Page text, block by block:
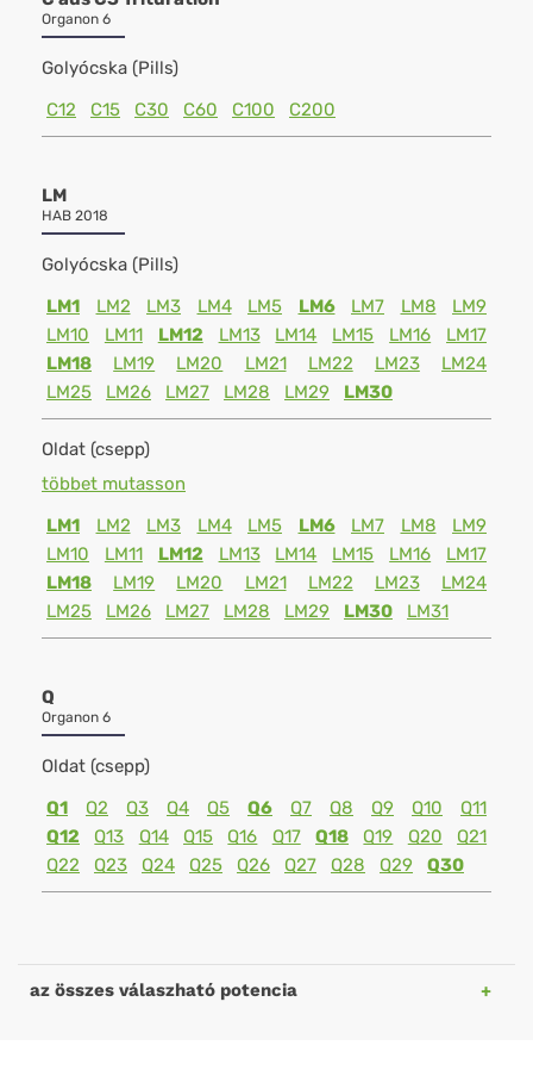
Organon 6
Golyócska (Pills)
C12
C15 C30 C60 C100 C200
LM
HAB 2018
Golyócska (Pills)
LM1
LM2 LM3 LM4 LM5 LM6 LM7 LM8
LM9
LM10
LM11 LM12 LM13 LM14 LM15 LM16
LM17
LM18
LM19 LM20 LM21 LM22 LM23
LM24
LM25
LM26 LM27 LM28 LM29 LM30
Oldat (csepp)
többet mutasson
LM1
LM2 LM3 LM4 LM5 LM6 LM7 LM8
LM9
LM10
LM11 LM12 LM13 LM14 LM15 LM16
LM17
LM18
LM19 LM20 LM21 LM22 LM23
LM24
LM25
LM26 LM27 LM28 LM29 LM30 LM31
Q
Organon 6
Oldat (csepp)
Q1
Q2 Q3 Q4 Q5 Q6 Q7 Q8 Q9 Q10
Q11
Q12
Q13 Q14 Q15 Q16 Q17 Q18 Q19 Q20
Q21
Q22
Q23 Q24 Q25 Q26 Q27 Q28 Q29 Q30
az összes válaszható potencia